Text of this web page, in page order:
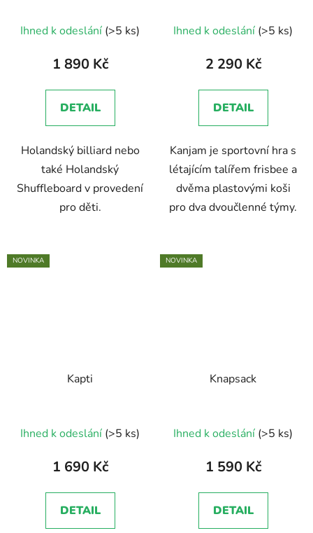
Ihned k odeslání (>5 ks)
1 890 Kč
DETAIL
Holandský billiard nebo
také Holandský
Shuffleboard v provedení
pro děti.
Ihned k odeslání (>5 ks)
2 290 Kč
DETAIL
Kanjam je sportovní hra s
létajícím talířem frisbee a
dvěma plastovými koši
pro dva dvoučlenné týmy.
NOVINKA
Kapti
Ihned k odeslání (>5 ks)
1 690 Kč
DETAIL
NOVINKA
Knapsack
Ihned k odeslání (>5 ks)
1 590 Kč
DETAIL